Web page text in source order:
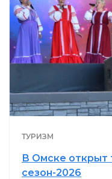
ТУРИЗМ
В Омске открыт
сезон-2026